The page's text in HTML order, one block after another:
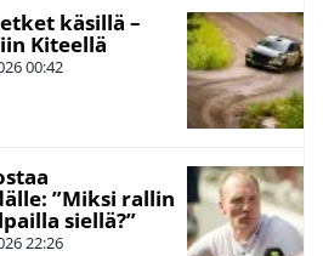
käsillä –
Kiteellä
00:42
”Miksi rallin
siellä?”
22:26